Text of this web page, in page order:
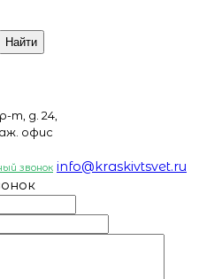
Найти
т, д. 24,
офис
звонок info@kraskivtsvet.ru